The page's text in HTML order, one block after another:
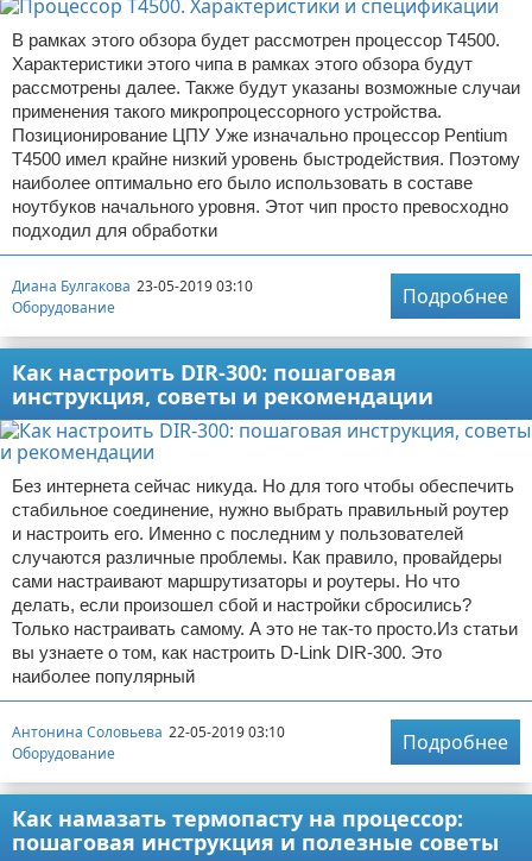
В рамках этого обзора будет рассмотрен процессор T4500.
Характеристики этого чипа в рамках этого обзора будут
рассмотрены далее. Также будут указаны возможные случаи
применения такого микропроцессорного устройства.
Позиционирование ЦПУ Уже изначально процессор Pentium
T4500 имел крайне низкий уровень быстродействия. Поэтому
наиболее оптимально его было использовать в составе
ноутбуков начального уровня. Этот чип просто превосходно
подходил для обработки
Диана Булгакова 23-05-2019 03:10
Оборудование
Подробнее
Как настроить DIR-300: пошаговая
инструкция, советы и рекомендации
Без интернета сейчас никуда. Но для того чтобы обеспечить
стабильное соединение, нужно выбрать правильный роутер
и настроить его. Именно с последним у пользователей
случаются различные проблемы. Как правило, провайдеры
сами настраивают маршрутизаторы и роутеры. Но что
делать, если произошел сбой и настройки сбросились?
Только настраивать самому. А это не так-то просто.Из статьи
вы узнаете о том, как настроить D-Link DIR-300. Это
наиболее популярный
Антонина Соловьева 22-05-2019 03:10
Оборудование
Подробнее
Как намазать термопасту на процессор:
пошаговая инструкция и полезные советы